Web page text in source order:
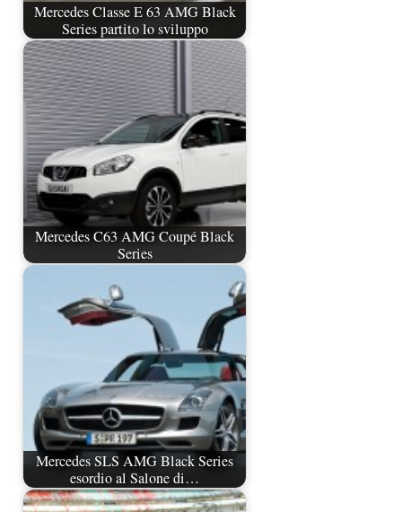
Mercedes Classe E 63 AMG Black
Series partito lo sviluppo
Mercedes C63 AMG Coupé Black
Series
Mercedes SLS AMG Black Series
esordio al Salone di…